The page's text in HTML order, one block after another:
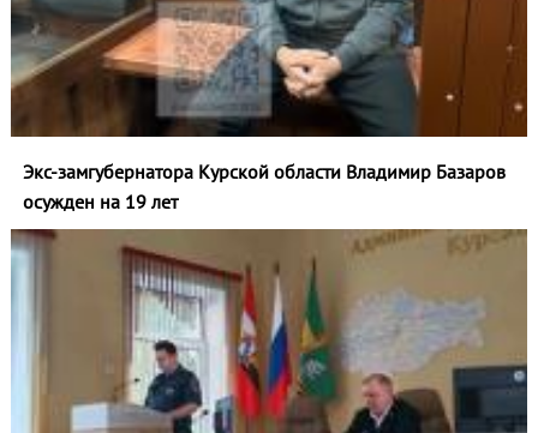
Экс-замгубернатора Курской области Владимир Базаров
осужден на 19 лет